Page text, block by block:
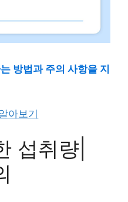
방법과 주의 사항을 지
아보기
섭취량|